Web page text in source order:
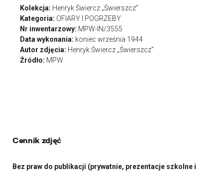
Kolekcja: Henryk Świercz „Świerszcz”
Kategoria: OFIARY I POGRZEBY
Nr inwentarzowy: MPW-IN/3555
Data wykonania: koniec września 1944
Autor zdjęcia: Henryk Świercz „Świerszcz”
Źródło: MPW
Cennik zdjęć
Bez praw do publikacji (prywatnie, prezentacje szkolne i